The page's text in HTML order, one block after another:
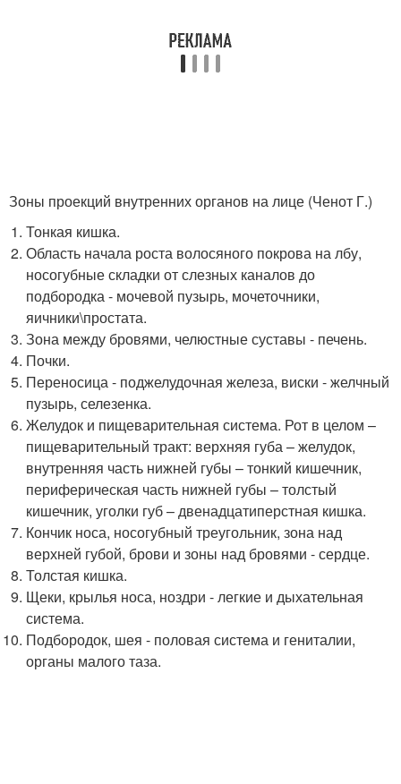
Зоны проекций внутренних органов на лице (Ченот Г.)
Тонкая кишка.
Область начала роста волосяного покрова на лбу,
носогубные складки от слезных каналов до
подбородка - мочевой пузырь, мочеточники,
яичники\простата.
Зона между бровями, челюстные суставы - печень.
Почки.
Переносица - поджелудочная железа, виски - желчный
пузырь, селезенка.
Желудок и пищеварительная система. Рот в целом –
пищеварительный тракт: верхняя губа – желудок,
внутренняя часть нижней губы – тонкий кишечник,
периферическая часть нижней губы – толстый
кишечник, уголки губ – двенадцатиперстная кишка.
Кончик носа, носогубный треугольник, зона над
верхней губой, брови и зоны над бровями - сердце.
Толстая кишка.
Щеки, крылья носа, ноздри - легкие и дыхательная
система.
Подбородок, шея - половая система и гениталии,
органы малого таза.